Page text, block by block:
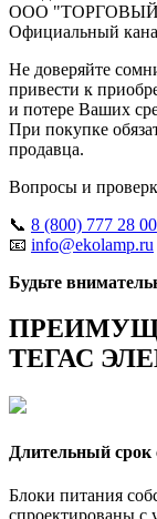
ООО
Официальный
Не доверяйте
привести к
и потере Ваших
При покупке
продавца.
Вопросы и
📞 8 (800) 777 28 00
📧 info@ekolamp.ru
Будьте
ТЕГАС
Длительный
Блоки питания
спроектированы с